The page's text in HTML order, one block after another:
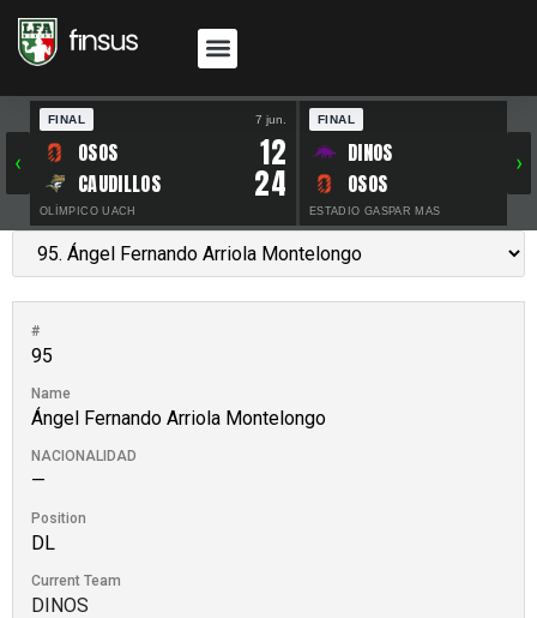
‹
FINAL 7 jun.
OSOS 12
CAUDILLOS 24
OLÍMPICO UACH
FINAL
DINOS
OSOS
ESTADIO GASPAR MAS
›
#
95
Name
Ángel Fernando Arriola Montelongo
NACIONALIDAD
—
Position
DL
Current Team
DINOS